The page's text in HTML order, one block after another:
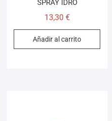
SPRAY IDRO
13,30 €
Añadir al carrito